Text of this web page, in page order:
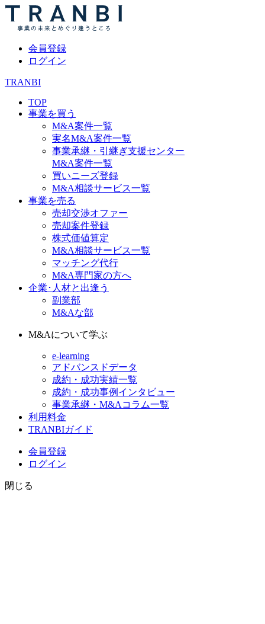
会員登録
ログイン
TRANBI
TOP
事業を買う
M&A案件一覧
実名M&A案件一覧
事業承継・引継ぎ支援センター
M&A案件一覧
買いニーズ登録
M&A相談サービス一覧
事業を売る
売却交渉オファー
売却案件登録
株式価値算定
M&A相談サービス一覧
マッチング代行
M&A専門家の方へ
企業･人材と出逢う
副業部
M&Aな部
M&Aについて学ぶ
e-learning
アドバンスドデータ
成約・成功実績一覧
成約・成功事例インタビュー
事業承継・M&Aコラム一覧
利用料金
TRANBIガイド
会員登録
ログイン
閉じる